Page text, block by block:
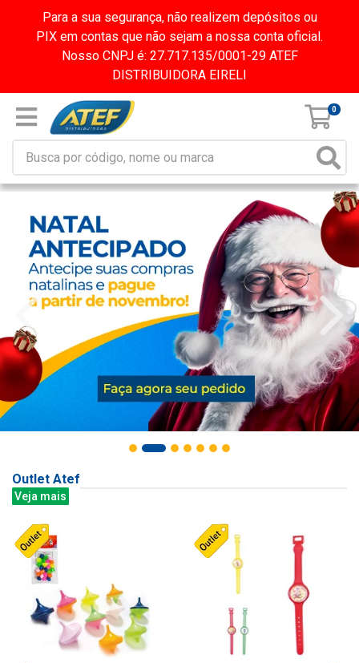
Para a sua segurança, não realizem depósitos ou
PIX em contas que não sejam a nossa conta oficial.
Nosso CNPJ é: 27.717.135/0001-29 ATEF
DISTRIBUIDORA EIRELI
0
Outlet Atef
Veja mais